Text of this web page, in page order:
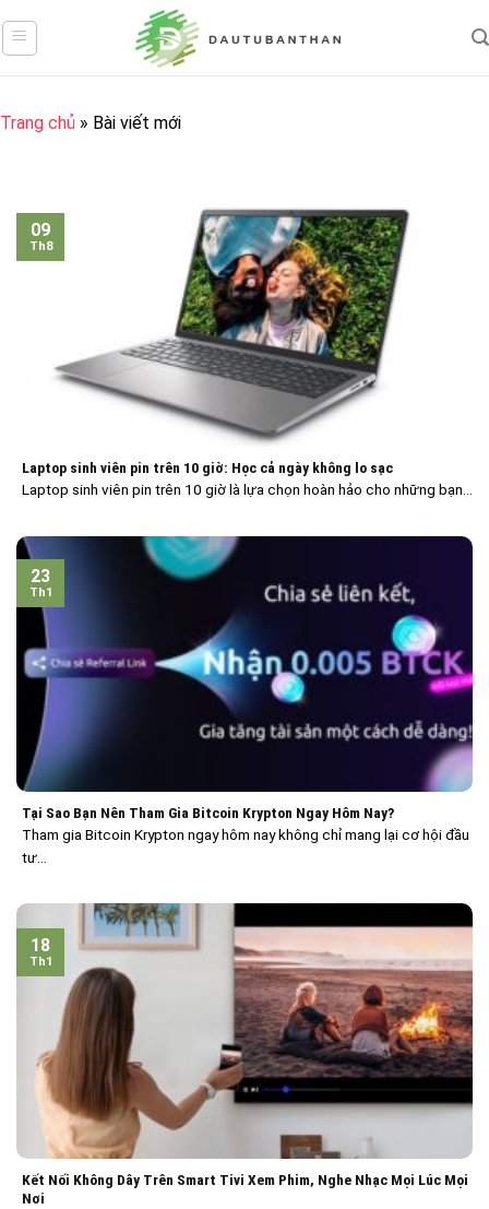
to
Trang chủ » Bài viết mới
Laptop sinh viên pin trên 10 giờ: Học cả ngày không lo sạc
Laptop sinh viên pin trên 10 giờ là lựa chọn hoàn hảo cho những bạn...
09
Th8
Tại Sao Bạn Nên Tham Gia Bitcoin Krypton Ngay Hôm Nay?
Tham gia Bitcoin Krypton ngay hôm nay không chỉ mang lại cơ hội đầu
tư...
23
Th1
Kết Nối Không Dây Trên Smart Tivi Xem Phim, Nghe Nhạc Mọi Lúc Mọi
Nơi
18
Th1